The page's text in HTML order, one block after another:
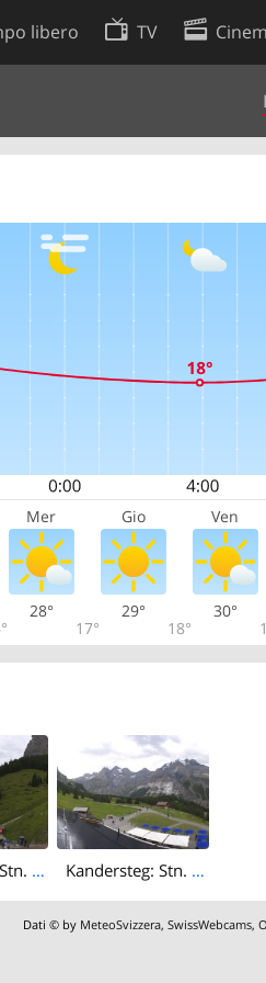
libero TV
Mer Gio Ven
28°
17°
29°
18°
30°
Kandersteg: Stn. Oeschinen: Rodelbahn Oeschinensee - Berghotel Oeschinensee - Blüemlisalp - Schweizer Alpen-Club SAC Kandersteg: Stn. Oeschinen: Rodelbahn Winter
Dati © by MeteoSvizzera,SwissWebcams,
cookie